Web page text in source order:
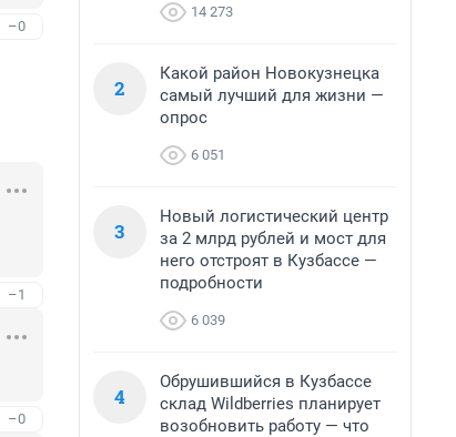
–0
–1
–0
14 273
2
Какой район Новокузнецка
самый лучший для жизни —
опрос
6 051
3
Новый логистический центр
за 2 млрд рублей и мост для
него отстроят в Кузбассе —
подробности
6 039
4
Обрушившийся в Кузбассе
склад Wildberries планирует
возобновить работу — что